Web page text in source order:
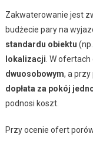
Zakwaterowanie jest
budżecie pary na
standardu obiektu
lokalizacji . W
dwuosobowym, a przy
dopłata za pokój
podnosi koszt.
Przy ocenie ofert